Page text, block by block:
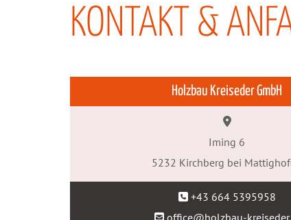
KONTAKT &
Holzbau Kreiseder GmbH

Im­ing 6
5232 Kirch­berg bei
 +43 664 5395958
 office@holzbau-